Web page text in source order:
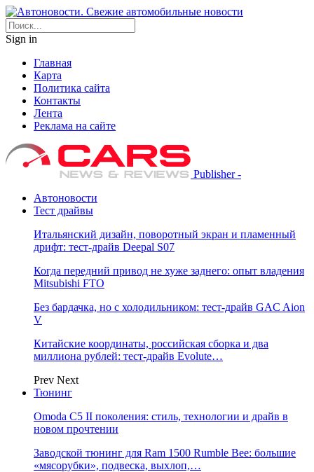
Sign in
Главная
Карта
Политика сайта
Контакты
Лента
Реклама на сайте
Publisher -
Автоновости
Тест драйвы
Итальянский дизайн, поворотный экран и пламенный
дрифт: тест-драйв Deepal S07
Когда передний привод не хуже заднего: опыт владения
Mitsubishi FTO
Без бардачка, но с холодильником: тест-драйв GAC Aion
V
Китайские координаты, российская сборка и два
миллиона рублей: тест-драйв Evolute…
Prev Next
Тюнинг
Omoda C5 II поколения: стиль, технологии и драйв в
новом прочтении
Заводской тюнинг для Ram 1500 Rumble Bee: большие
«мясорубки», подвеска, выхлоп,…